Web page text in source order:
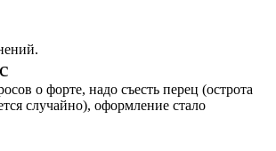
о форте, надо съесть перец (острота
случайно), оформление стало